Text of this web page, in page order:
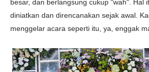
besar, dan berlangsung cukup "wah". Hal
diniatkan dan direncanakan sejak awal.
menggelar acara seperti itu, ya, enggak